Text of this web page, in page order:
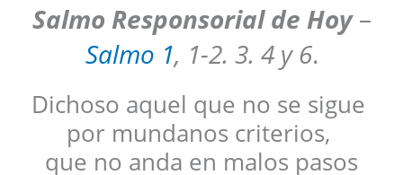
Salmo Responsorial de Hoy –
Salmo 1, 1-2. 3. 4 y 6.
Dichoso aquel que no se sigue
por mundanos criterios,
que no anda en malos pasos